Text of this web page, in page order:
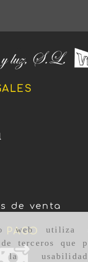
web utiliza
terceros que
la
de venta
PAGO